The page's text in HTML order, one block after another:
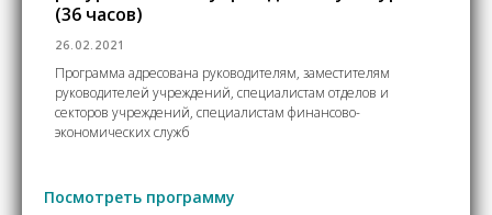
(36 часов)
26.02.2021
Программа адресована руководителям, заместителям
руководителей учреждений, специалистам отделов и
секторов учреждений, специалистам финансово-
экономических служб
Посмотреть программу